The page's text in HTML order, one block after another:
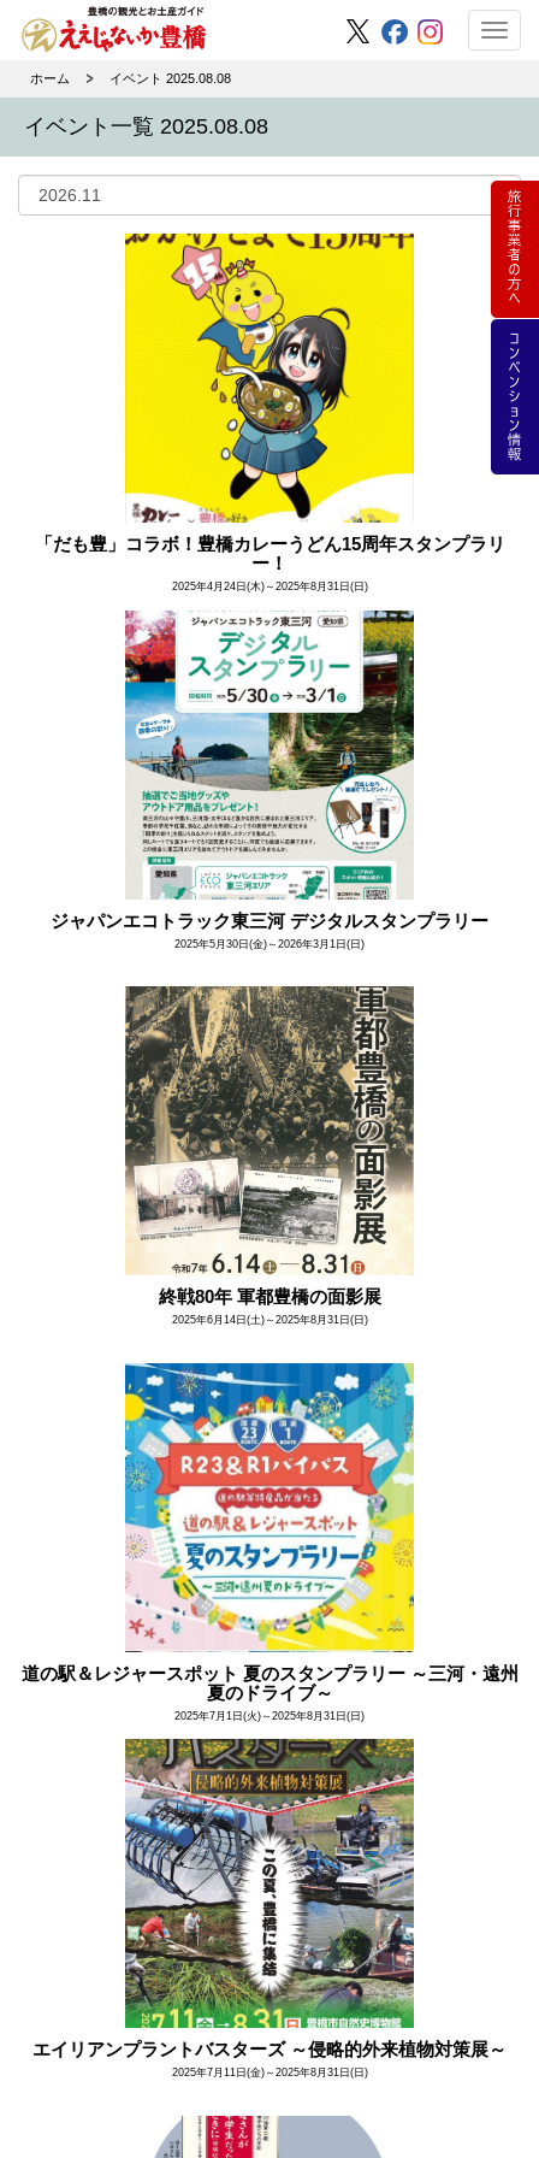
ホーム イベント 2025.08.08
イベント一覧 2025.08.08
「だも豊」コラボ！豊橋カレーうどん15周年スタンプラリ
ー！
2025年4月24日(木)～2025年8月31日(日)
ジャパンエコトラック東三河 デジタルスタンプラリー
2025年5月30日(金)～2026年3月1日(日)
終戦80年 軍都豊橋の面影展
2025年6月14日(土)～2025年8月31日(日)
道の駅＆レジャースポット 夏のスタンプラリー ～三河・遠州
夏のドライブ～
2025年7月1日(火)～2025年8月31日(日)
エイリアンプラントバスターズ ～侵略的外来植物対策展～
2025年7月11日(金)～2025年8月31日(日)